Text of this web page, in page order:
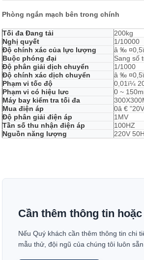
Phòng ngắn mạch bên trong chính
Tối đa Đang tải
200kg
Nghị quyết
1/10000
Độ chính xác của lực lượng
â ‰
Buộc phóng đại
Sang số
Độ phân giải dịch chuyển
1/1000
Độ chính xác dịch chuyển
â ‰
Phạm vi tốc độ
0,01ï¼
Phạm vi có hiệu lưc
0 ~
Máy bay kiểm tra tối đa
Mua điện áp
0â € ”20V
Độ phân giải điện áp
1MV
Tần số thu nhận điện áp
100HZ
Nguồn năng lượng
220V
Cần thêm thông tin
Nếu Quý khách cần thêm thông tin chi
mẫu thử, đội ngũ của chúng tôi luôn